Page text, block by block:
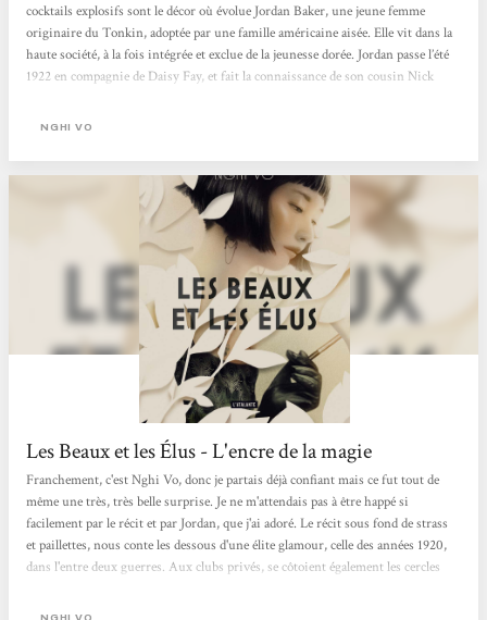
cocktails explosifs sont le décor où évolue Jordan Baker, une jeune femme
originaire du Tonkin, adoptée par une famille américaine aisée. Elle vit dans la
haute société, à la fois intégrée et exclue de la jeunesse dorée. Jordan passe l’été
1922 en compagnie de Daisy Fay, et fait la connaissance de son cousin Nick
qui organise de somptueuses réceptions, et dont le charme et le magnétisme...
NGHI VO
Les Beaux et les Élus - L'encre de la magie
Franchement, c'est Nghi Vo, donc je partais déjà confiant mais ce fut tout de
même une très, très belle surprise. Je ne m'attendais pas à être happé si
facilement par le récit et par Jordan, que j'ai adoré. Le récit sous fond de strass
et paillettes, nous conte les dessous d'une élite glamour, celle des années 1920,
dans l'entre deux guerres. Aux clubs privés, se côtoient également les cercles
Vo réinvente l'univers du roman de Fitzgerald, "Gatsby", que j'avoue n'avoir...